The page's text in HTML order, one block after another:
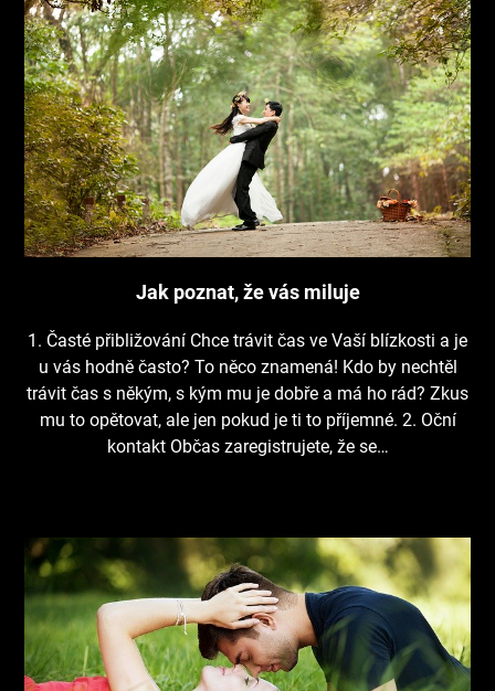
Jak poznat, že vás miluje
1. Časté přibližování Chce trávit čas ve Vaší blízkosti a je
u vás hodně často? To něco znamená! Kdo by nechtěl
trávit čas s někým, s kým mu je dobře a má ho rád? Zkus
mu to opětovat, ale jen pokud je ti to příjemné. 2. Oční
kontakt Občas zaregistrujete, že se…